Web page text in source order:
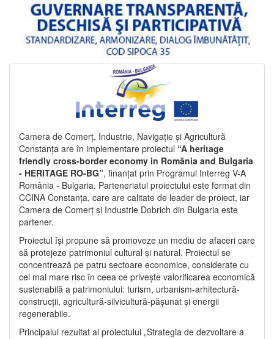
Camera de Comerț, Industrie, Navigație și Agricultură
Constanța are în implementare proiectul “A heritage
friendly cross-border economy in România and Bulgaria
- HERITAGE RO-BG”, finanțat prin Programul Interreg V-A
România - Bulgaria. Parteneriatul proiectului este format din
CCINA Constanța, care are calitate de leader de proiect, iar
Camera de Comerț și Industrie Dobrich din Bulgaria este
partener.
Proiectul își propune să promoveze un mediu de afaceri care
să protejeze patrimoniul cultural și natural. Proiectul se
concentrează pe patru sectoare economice, considerate cu
cel mai mare risc în ceea ce privește valorificarea economică
sustenabilă a patrimoniului: turism, urbanism-arhitectură-
construcții, agricultură-silvicultură-pășunat și energii
regenerabile.
Principalul rezultat al proiectului „Strategia de dezvoltare a